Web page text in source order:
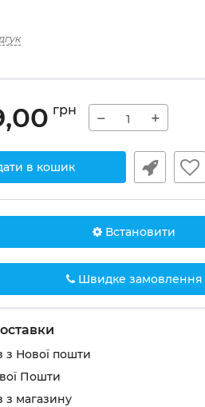
грн − +
в кошик
Встановити
Швидке замовлення
з Нової пошти
Пошти
з магазину